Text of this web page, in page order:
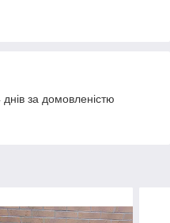
за домовленістю